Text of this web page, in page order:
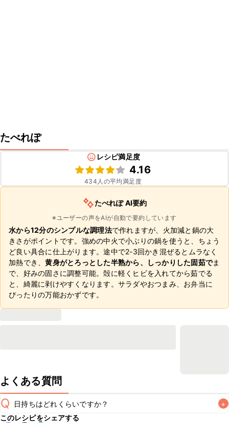
たべれぽ
レシピ満足度
4.16
434 人の平均満足度
たべれぽ AI要約
※ユーザーの声をAIが自動で要約しています
水から12分のシンプルな調理法で作れますが、火加減と鍋の大
きさがポイントです。強めの中火で小ぶりの鍋を使うと、ちょう
ど良い具合に仕上がります。途中で2-3回かき混ぜるとムラなく
加熱でき、黄身がとろっとした半熟から、しっかりした固茹でま
で、好みの固さに調整可能。殻に軽くヒビを入れてから茹でる
と、綺麗に剥けやすくなります。サラダやおつまみ、お弁当に
ぴったりの万能おかずです。
よくある質問
Q 日持ちはどれくらいですか？ +
このレシピをシェアする